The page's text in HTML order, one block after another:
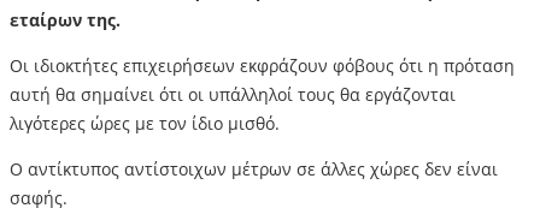
εταίρων της.
Οι ιδιοκτήτες επιχειρήσεων εκφράζουν φόβους ότι η πρόταση
αυτή θα σημαίνει ότι οι υπάλληλοί τους θα εργάζονται
λιγότερες ώρες με τον ίδιο μισθό.
Ο αντίκτυπος αντίστοιχων μέτρων σε άλλες χώρες δεν είναι
σαφής.